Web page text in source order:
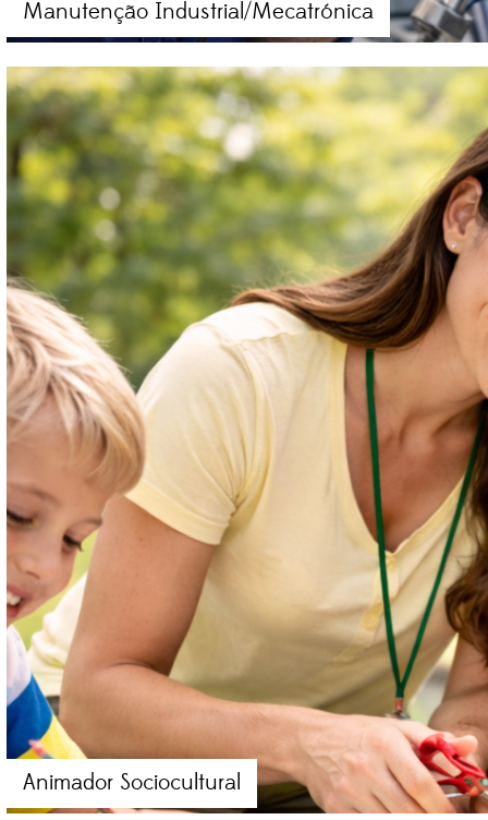
Manutenção Industrial/Mecatrónica
Animador Sociocultural